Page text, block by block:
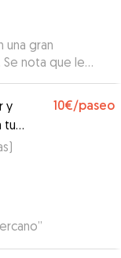
una gran
Se nota que le
Además te
momento de
enviando fotos y
encantador, de
jugado mucho
privilegiado para
Estamos
y
tu
10€/paseo
)
”